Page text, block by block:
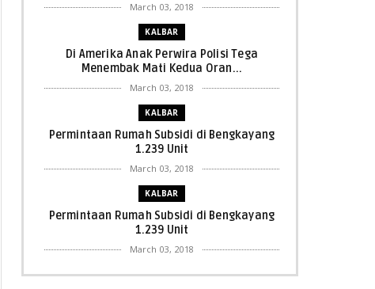
March 03, 2018
KALBAR
Di Amerika Anak Perwira Polisi Tega
Menembak Mati Kedua Oran...
March 03, 2018
KALBAR
Permintaan Rumah Subsidi di Bengkayang
1.239 Unit
March 03, 2018
KALBAR
Permintaan Rumah Subsidi di Bengkayang
1.239 Unit
March 03, 2018
KALBAR